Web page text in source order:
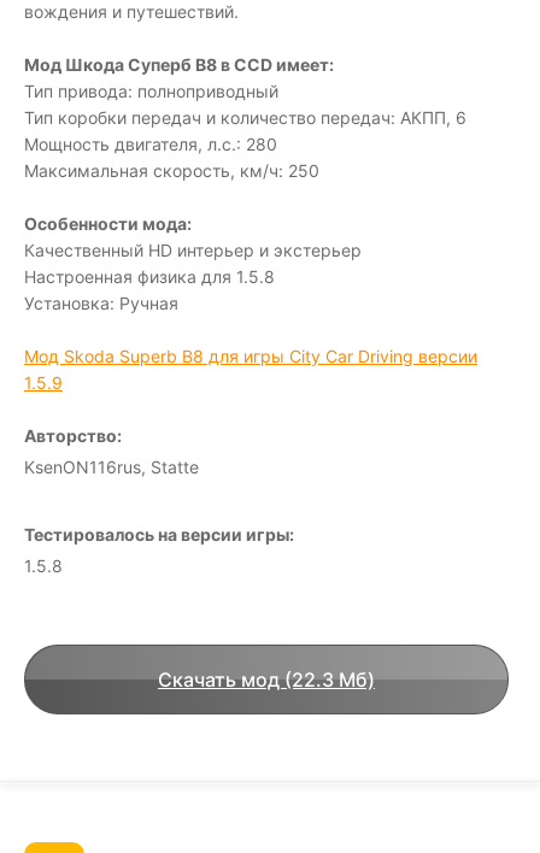
вождения и путешествий.
Мод Шкода Суперб B8 в CCD имеет:
Тип привода: полноприводный
Тип коробки передач и количество передач: АКПП, 6
Мощность двигателя, л.с.: 280
Максимальная скорость, км/ч: 250
Особенности мода:
Качественный HD интерьер и экстерьер
Настроенная физика для 1.5.8
Установка: Ручная
Мод Skoda Superb B8 для игры City Car Driving версии
1.5.9
Авторство:
KsenON116rus, Statte
Тестировалось на версии игры:
1.5.8
Скачать мод (22.3 Мб)